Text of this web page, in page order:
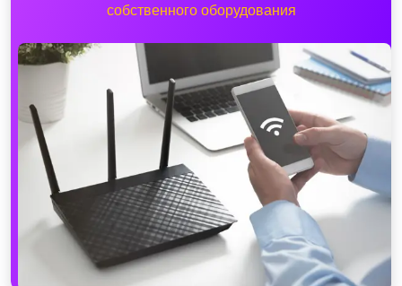
собственного оборудования